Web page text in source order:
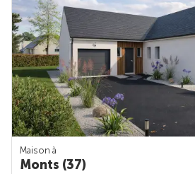
Maison à
Monts (37)